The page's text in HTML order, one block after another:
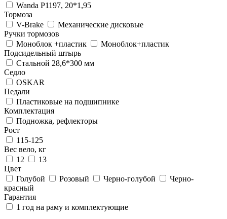
Wanda P1197, 20*1,95
Тормоза
V-Brake
Механические дисковые
Ручки тормозов
Моноблок +пластик
Моноблок+пластик
Подсидельный штырь
Стальной 28,6*300 мм
Седло
OSKAR
Педали
Пластиковые на подшипнике
Комплектация
Подножка, рефлекторы
Рост
115-125
Вес вело, кг
12
13
Цвет
Голубой
Розовый Черно-голубой
Черно-
красный
Гарантия
1 год на раму и комплектующие